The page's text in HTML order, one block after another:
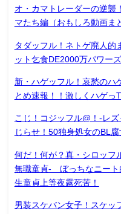
オ・カマトレーダーの逆
マたち編（おもしろ動画ま
タダッフル！ネトゲ廃人的
ット乞食DE2000万パワーズ
新・ハゲッフル！哀愁のハ
とめ速報！！激しくハゲっ
こじ！コジッフル@！-レズ
じらせ！50独身処女のBL
何だ！何が？真・シロッ
無職童貞- ぼっちなニート
生童貞上等夜露死苦！
男装スケバン女子！スケッ